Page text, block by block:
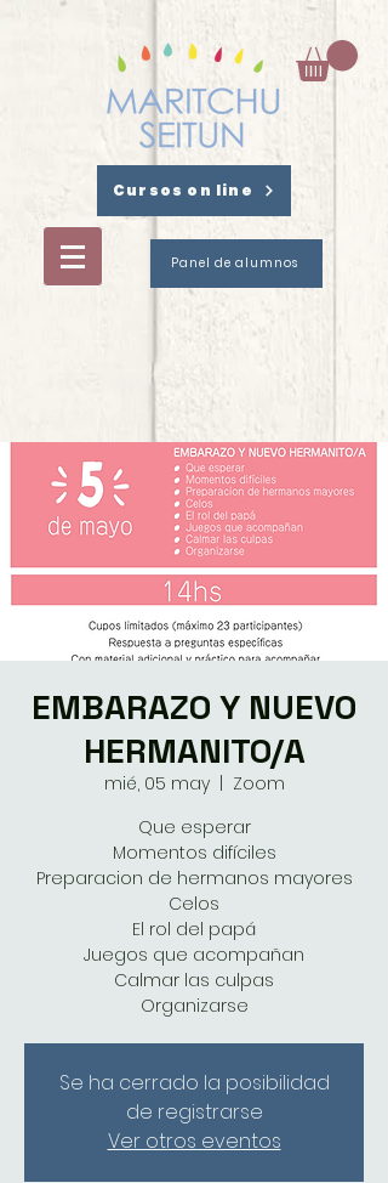
Cursos on line
Panel de alumnos
EMBARAZO Y NUEVO
HERMANITO/A
mié, 05 may
  |
Zoom
Que esperar
Momentos difíciles
Preparacion de hermanos mayores
Celos
El rol del papá
Juegos que acompañan
Calmar las culpas
Organizarse
Se ha cerrado la posibilidad
de registrarse
Ver otros eventos